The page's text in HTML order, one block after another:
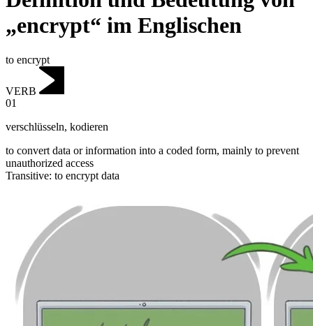
„encrypt“ im Englischen
to encrypt
VERB
01
verschlüsseln, kodieren
to convert data or information into a coded form, mainly to prevent
unauthorized access
Transitive: to encrypt data